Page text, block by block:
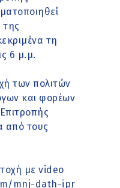
της
τη
6 μ.μ.
των πολιτών
και φορέων
από τους
με video
mnj-dath-ipr